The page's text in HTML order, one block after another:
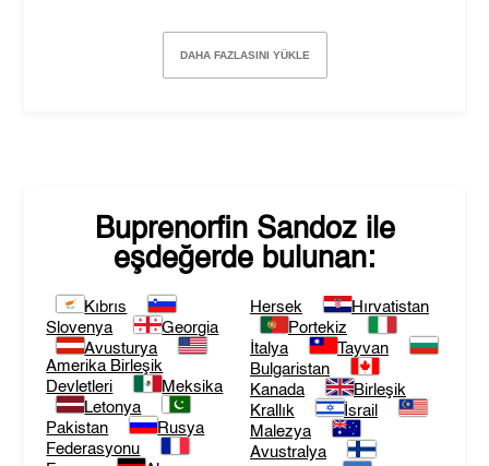
DAHA FAZLASINI YÜKLE
Buprenorfin Sandozile
eşdeğerde bulunan:
Kıbrıs
Slovenya
Georgia
Avusturya
Amerika Birleşik
Devletleri
Meksika
Letonya
Pakistan
Rusya
Federasyonu
Hersek
Hırvatistan
Portekiz
İtalya
Tayvan
Bulgaristan
Kanada
Birleşik
Krallık
İsrail
Malezya
Avustralya